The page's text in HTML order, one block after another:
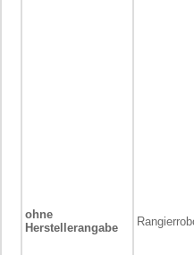
ohne
Herstellerangabe